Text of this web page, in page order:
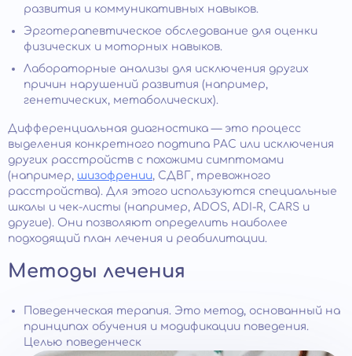
развития и коммуникативных навыков.
Эрготерапевтическое обследование для оценки
физических и моторных навыков.
Лабораторные анализы для исключения других
причин нарушений развития (например,
генетических, метаболических).
Дифференциальная диагностика — это процесс
выделения конкретного подтипа РАС или исключения
других расстройств с похожими симптомами
(например, шизофрении, СДВГ, тревожного
расстройства). Для этого используются специальные
шкалы и чек-листы (например, ADOS, ADI-R, CARS и
другие). Они позволяют определить наиболее
подходящий план лечения и реабилитации.
Методы лечения
Поведенческая терапия. Это метод, основанный на
принципах обучения и модификации поведения.
Целью поведенческ